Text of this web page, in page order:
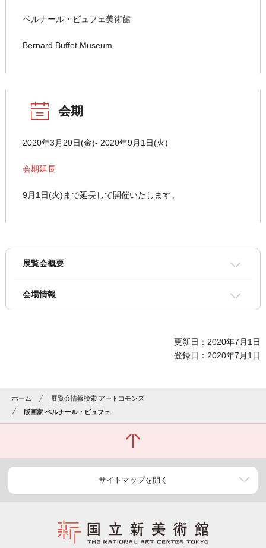
ベルナール・ビュフェ美術館
Bernard Buffet Museum
会期
2020年3月20日(金)- 2020年9月1日(火)
会期延長
9月1日(火)まで延長して開催いたします。
展覧会概要
会場情報
更新日：2020年7月1日
登録日：2020年7月1日
ホーム
展覧会情報検索 アートコモンズ
版画家 ベルナール・ビュフェ
サイトマップを開く